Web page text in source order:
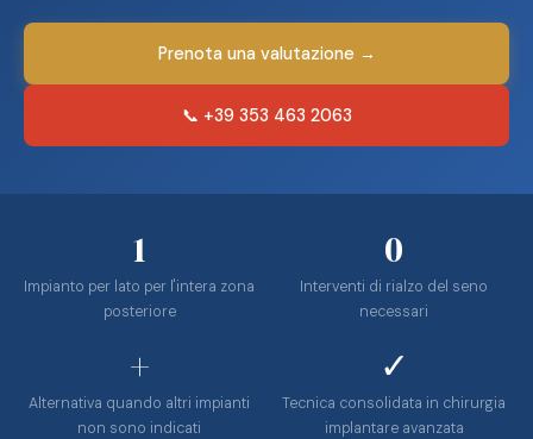
Prenota una valutazione →
📞 +39 353 463 2063
1
Impianto per lato per l'intera zona
posteriore
0
Interventi di rialzo del seno
necessari
+
Alternativa quando altri impianti
non sono indicati
✓
Tecnica consolidata in chirurgia
implantare avanzata